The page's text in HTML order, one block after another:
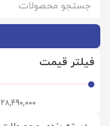
فیلتر قیمت
28,490,000